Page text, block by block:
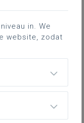
Hoe een
in. We
website, zodat